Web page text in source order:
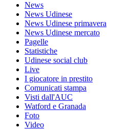
News
News Udinese
News Udinese primavera
News Udinese mercato
Pagelle
Statistiche
Udinese social club
Live
I giocatore in prestito
Comunicati stampa
Visti dall'AUC
Watford e Granada
Foto
Video